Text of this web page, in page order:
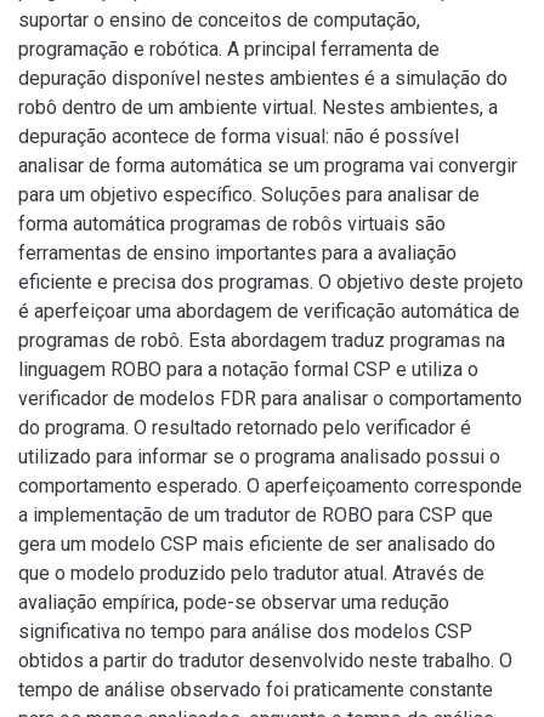
suportar o ensino de conceitos de computação,
programação e robótica. A principal ferramenta de
depuração disponível nestes ambientes é a simulação do
robô dentro de um ambiente virtual. Nestes ambientes, a
depuração acontece de forma visual: não é possível
analisar de forma automática se um programa vai convergir
para um objetivo específico. Soluções para analisar de
forma automática programas de robôs virtuais são
ferramentas de ensino importantes para a avaliação
eficiente e precisa dos programas. O objetivo deste projeto
é aperfeiçoar uma abordagem de verificação automática de
programas de robô. Esta abordagem traduz programas na
linguagem ROBO para a notação formal CSP e utiliza o
verificador de modelos FDR para analisar o comportamento
do programa. O resultado retornado pelo verificador é
utilizado para informar se o programa analisado possui o
comportamento esperado. O aperfeiçoamento corresponde
a implementação de um tradutor de ROBO para CSP que
gera um modelo CSP mais eficiente de ser analisado do
que o modelo produzido pelo tradutor atual. Através de
avaliação empírica, pode-se observar uma redução
significativa no tempo para análise dos modelos CSP
obtidos a partir do tradutor desenvolvido neste trabalho. O
tempo de análise observado foi praticamente constante